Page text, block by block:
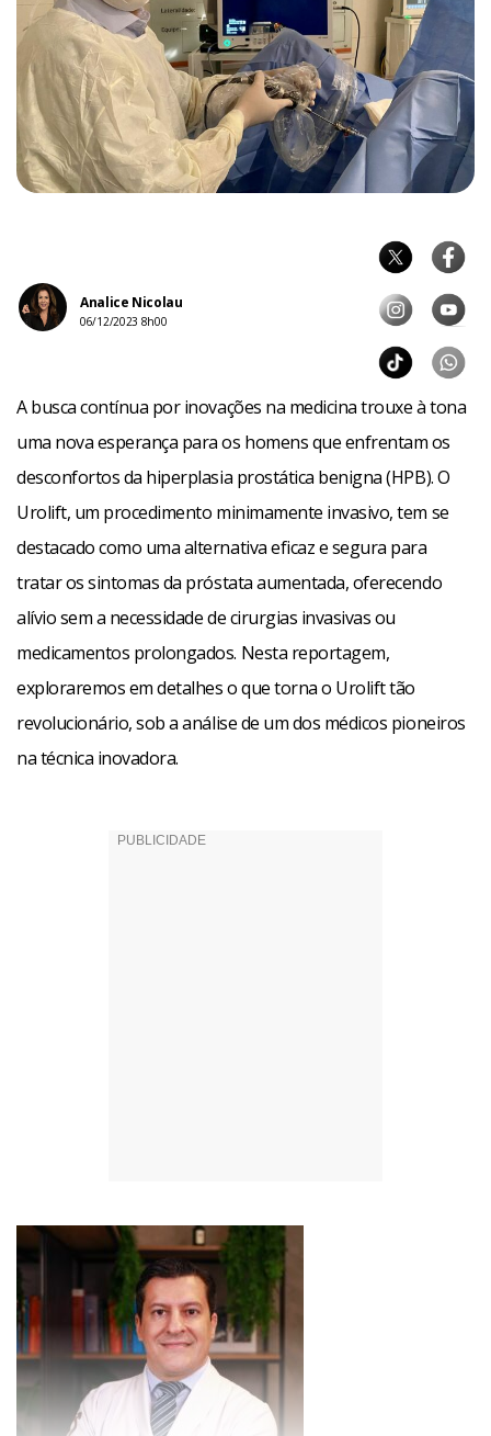
Analice Nicolau
06/12/2023 8h00
A busca contínua por inovações na medicina trouxe à tona
uma nova esperança para os homens que enfrentam os
desconfortos da hiperplasia prostática benigna (HPB). O
Urolift, um procedimento minimamente invasivo, tem se
destacado como uma alternativa eficaz e segura para
tratar os sintomas da próstata aumentada, oferecendo
alívio sem a necessidade de cirurgias invasivas ou
medicamentos prolongados. Nesta reportagem,
exploraremos em detalhes o que torna o Urolift tão
revolucionário, sob a análise de um dos médicos pioneiros
na técnica inovadora.